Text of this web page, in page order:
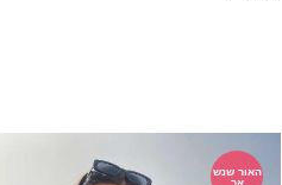
האור שנש
אר